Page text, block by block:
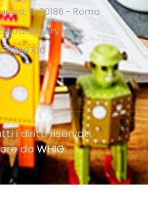
6, 00186 - Roma
i diritti riservati.
daWHIG